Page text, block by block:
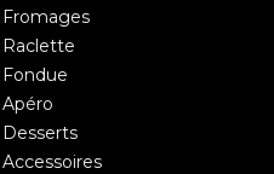
Fromages
Raclette
Fondue
Apéro
Desserts
Accessoires